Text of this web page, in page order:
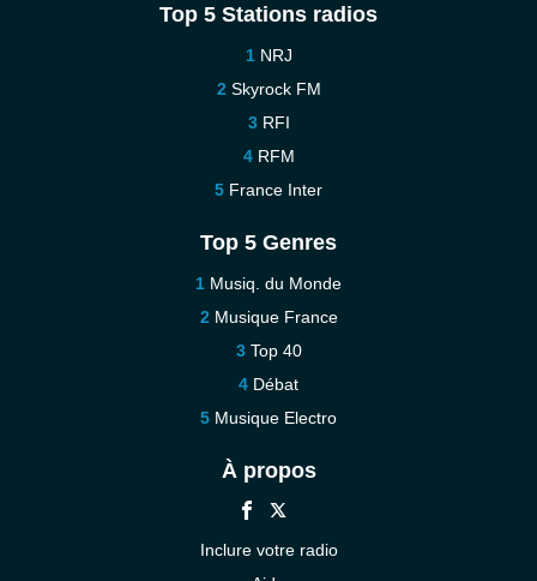
Top 5 Stations radios
NRJ
Skyrock FM
RFI
RFM
France Inter
Top 5 Genres
Musiq. du Monde
Musique France
Top 40
Débat
Musique Electro
À propos
Inclure votre radio